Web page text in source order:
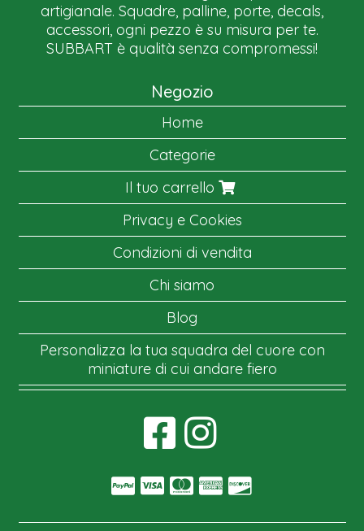
artigianale. Squadre, palline, porte, decals,
accessori, ogni pezzo è su misura per te.
SUBBART è qualità senza compromessi!
Negozio
Home
Categorie
Il tuo carrello
Privacy e Cookies
Condizioni di vendita
Chi siamo
Blog
Personalizza la tua squadra del cuore con
miniature di cui andare fiero